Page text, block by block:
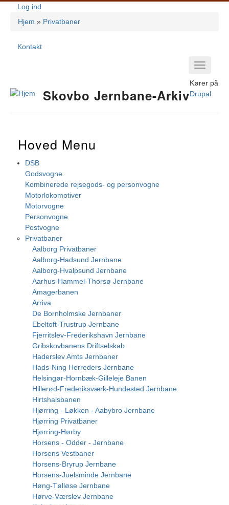
hovedindhold
Brugerkontomenu
Log ind
Brødkrumme
Hjem Privatbaner
Kontakt
NavigationSkovbo Jernbane-Arkiv
Kører på
Drupal
Hoved Menu
DSB
Godsvogne
Kombinerede rejsegods- og personvogne
Motorlokomotiver
Motorvogne
Personvogne
Postvogne
Privatbaner
Aalborg Privatbaner
Aalborg-Hadsund Jernbane
Aalborg-Hvalpsund Jernbane
Aarhus-Hammel-Thorsø Jernbane
Amagerbanen
Arriva
De Bornholmske Jernbaner
Ebeltoft-Trustrup Jernbane
Fjerritslev-Frederikshavn Jernbane
Gribskovbanens Driftselskab
Haderslev Amts Jernbaner
Hads-Ning Herreders Jernbane
Helsingør-Hornbæk-Gilleleje Banen
Hillerød-Frederiksværk-Hundested Jernbane
Hirtshalsbanen
Hjørring - Løkken - Aabybro Jernbane
Hjørring Privatbaner
Hjørring-Hørby
Horsens - Odder - Jernbane
Horsens Vestbaner
Horsens-Bryrup Jernbane
Horsens-Juelsminde Jernbane
Høng-Tølløse Jernbane
Hørve-Værslev Jernbane